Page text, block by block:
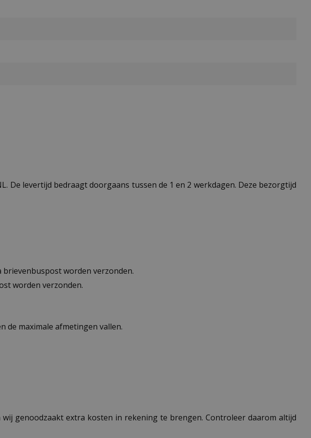
De levertijd bedraagt doorgaans tussen de 1 en 2 werkdagen. Deze bezorgtijd
brievenbuspost worden verzonden.
worden verzonden.
de maximale afmetingen vallen.
genoodzaakt extra kosten in rekening te brengen. Controleer daarom altijd